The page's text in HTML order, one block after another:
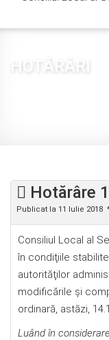
HOTĂRÂRI
Hotărâre
Publicat la 11 Iulie 2018
Consiliul Local al
în condiţiile
autorităţilor
modificările şi
ordinară, astăzi,
Luând în